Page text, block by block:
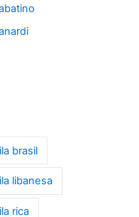
brasil
libanesa
rica